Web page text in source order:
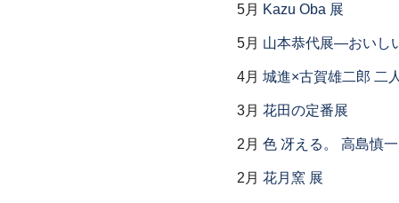
5月 Kazu Oba 展
5月 山本恭代展―おいし
4月 城進×古賀雄二郎 二
3月 花田の定番展
2月 色 冴える。 高島慎
2月 花月窯 展